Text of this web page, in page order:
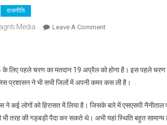
राजनीति
Media Leave A CommentOn
चलते
नैनीताल
ने
कई
लिए पहले चरण का मतदान 19 अप्रैल को होना है। इस पहले चरण
प्रशासन ने भी सभी जिलों में अपनी कमर कस ली है।
कई लोगों को हिरासत में लिया है। जिसके बारे में एसएसपी नैनीताल
तरह की गड़बड़ी पैदा कर सकते थे। अभी यहां स्थिति बहुत